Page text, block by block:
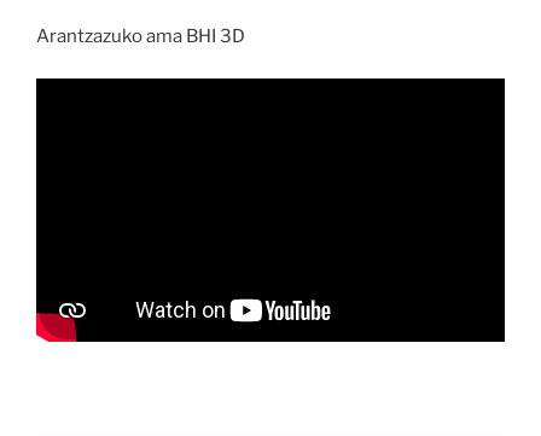
Arantzazuko ama BHI 3D